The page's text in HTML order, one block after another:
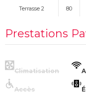
Terrasse 2 80
Prestations
Climatisation
Accès